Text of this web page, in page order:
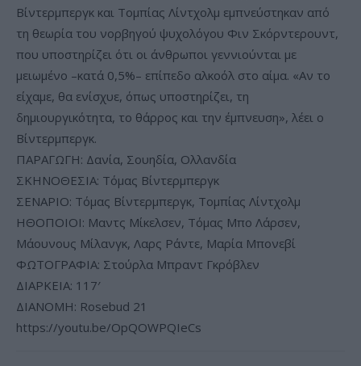
Βίντερμπεργκ και Τομπίας Λίντχολμ εμπνεύστηκαν από
τη θεωρία του νορβηγού ψυχολόγου Φιν Σκόρντερουντ,
που υποστηρίζει ότι οι άνθρωποι γεννιούνται με
μειωμένο –κατά 0,5%– επίπεδο αλκοόλ στο αίμα. «Αν το
είχαμε, θα ενίσχυε, όπως υποστηρίζει, τη
δημιουργικότητα, το θάρρος και την έμπνευση», λέει ο
Βίντερμπεργκ.
ΠΑΡΑΓΩΓΗ: Δανία, Σουηδία, Ολλανδία
ΣΚΗΝΟΘΕΣΙΑ: Τόμας Βίντερμπεργκ
ΣΕΝΑΡΙΟ: Τόμας Βίντερμπεργκ, Τομπίας Λίντχολμ
ΗΘΟΠΟΙΟΙ: Μαντς Μίκελσεν, Τόμας Μπο Λάρσεν,
Μάουνους Μίλανγκ, Λαρς Ράντε, Μαρία Μπονεβί
ΦΩΤΟΓΡΑΦΙΑ: Στούρλα Μπραντ Γκρόβλεν
ΔΙΑΡΚΕΙΑ: 117′
ΔΙΑΝΟΜΗ: Rosebud 21
https://youtu.be/OpQOWPQIeCs